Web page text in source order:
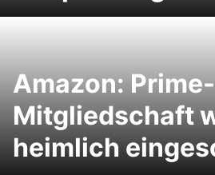
Amazon: Prime-
Mitgliedschaft
heimlich